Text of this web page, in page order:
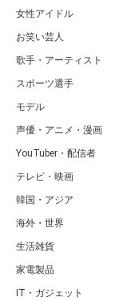
女性アイドル
お笑い芸人
歌手・アーティスト
スポーツ選手
モデル
声優・アニメ・漫画
YouTuber・配信者
テレビ・映画
韓国・アジア
海外・世界
生活雑貨
家電製品
IT・ガジェット